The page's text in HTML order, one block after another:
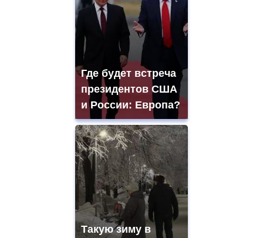
Где будет встреча
президентов США
и России: Европа?
Такую зиму в